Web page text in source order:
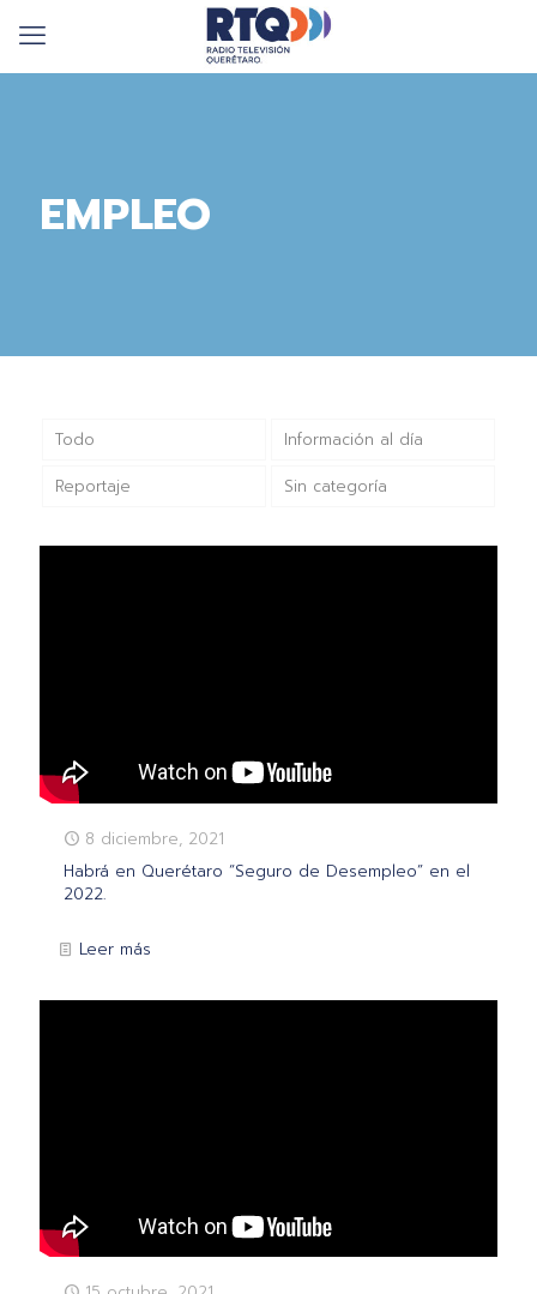
EMPLEO
Todo Información al día
Reportaje Sin categoría
8 diciembre, 2021
Habrá en Querétaro “Seguro de Desempleo” en el
2022.
Leer más